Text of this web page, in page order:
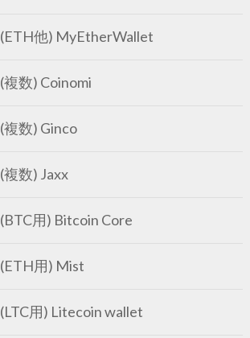
(ETH他) MyEtherWallet
(複数) Coinomi
(複数) Ginco
(複数) Jaxx
(BTC用) Bitcoin Core
(ETH用) Mist
(LTC用) Litecoin wallet